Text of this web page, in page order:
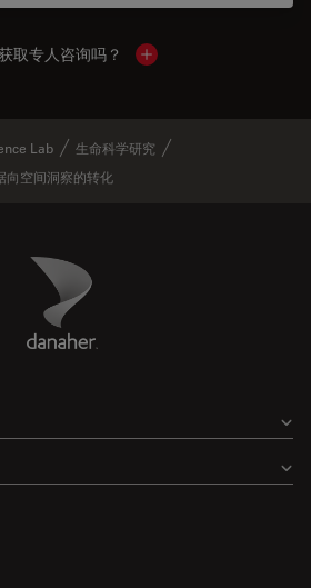
取专人咨询吗？ Show local contacts
Lab
生命科学研究
向空间洞察的转化
Danaher Logo